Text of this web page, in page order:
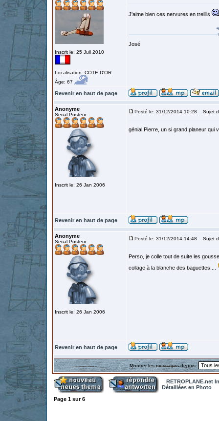
Inscrit le: 25 Juil 2010
Localisation: COTE D'OR
Âge: 67
J'aime bien ces nervures en treillis
José
Revenir en haut de page
Anonyme
Serial Posteur
Inscrit le: 26 Jan 2006
Posté le: 31/12/2014 10:28 Sujet
génial Pierre, un si grand planeur qui
Revenir en haut de page
Anonyme
Serial Posteur
Inscrit le: 26 Jan 2006
Posté le: 31/12/2014 14:48 Sujet
Perso, je colle tout de suite les
collage à la blanche des baguettes....
Revenir en haut de page
Montrer les messages depuis:
RETROPLANE.net
Détaillées en Photo
Page 1 sur6